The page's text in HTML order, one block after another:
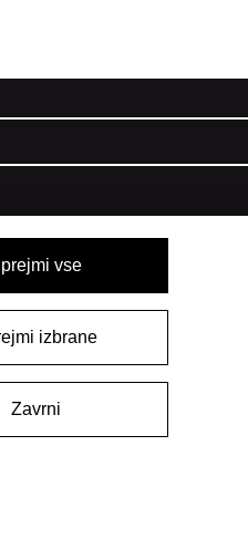
Pošlji
vse
izbrane
Zavrni